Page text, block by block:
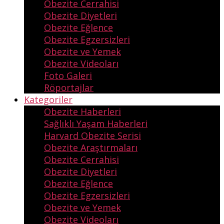
Obezite Cerrahisi
Obezite Diyetleri
Obezite Eğlence
Obezite Egzersizleri
Obezite ve Yemek
Obezite Videoları
Foto Galeri
Röportajlar
Kategoriler
Obezite Haberleri
Sağlıklı Yaşam Haberleri
Harvard Obezite Serisi
Obezite Araştırmaları
Obezite Cerrahisi
Obezite Diyetleri
Obezite Eğlence
Obezite Egzersizleri
Obezite ve Yemek
Obezite Videoları